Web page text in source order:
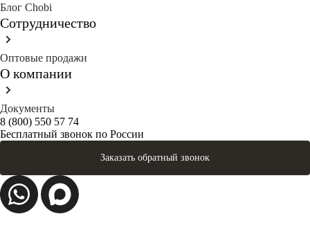
Блог Сhobi
Сотрудничество
Оптовые продажи
О компании
Документы
8 (800) 550 57 74
Бесплатный звонок по России
Заказать обратный звонок